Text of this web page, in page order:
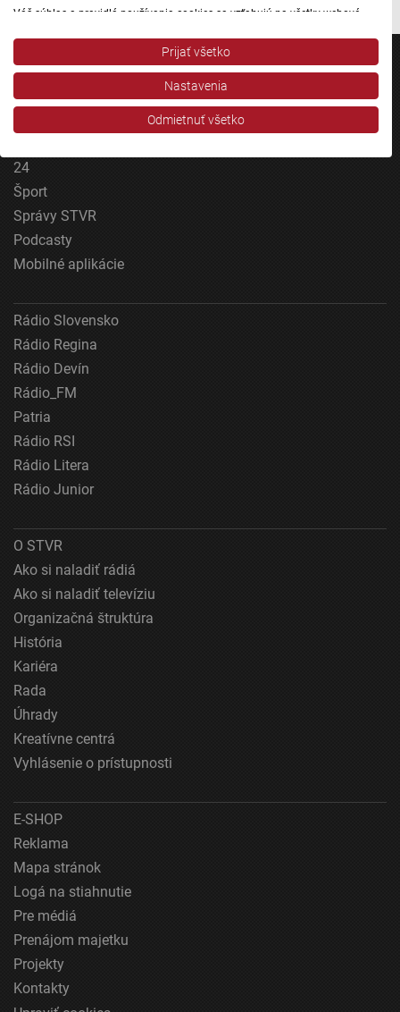
Váš súhlas a pravidlá používania cookies sa vzťahujú na všetky webové
Stred, Rádio Regina Západ, Rádio Patria, Rádio Devín, RTVS, Hudobné
pozdravy, Rádio Slovensko, RSI Francais, RSI English, RSI Slovensky, Rádio
Junior, RSI, Rádio Regina Východ, Rádio_FM, RSI Espanol, NEV.
Zobraziť zoznam partnerov (1 predajcovia IAB)
Vaše údaje používame na nasledujúce účely:
Použiť obmedzené údaje na výber reklamy
Vytvoriť profily pre personalizovanú reklamu
reklamy
Vytvoriť profily na prispôsobenie obsahu
Meranie výkonnosti reklamy
Pochopiť cieľové skupiny na základe štatistík
Vývoj a zlepšovanie služieb
Použitie obmedzených údajov na výber obsahu
Používanie presných údajov o geografickej
polohe
Identifikácia zariadení na základe aktívne
Účely spracovania, ktoré nie sú v kompetencii IAB:
Nevyhnutné
Reklama
Prijať všetko
Nastavenia
Odmietnuť všetko
24
Šport
Správy STVR
Podcasty
Mobilné aplikácie
Rádio Slovensko
Rádio Regina
Rádio Devín
Rádio_FM
Patria
Rádio RSI
Rádio Litera
Rádio Junior
O STVR
Ako si naladiť rádiá
Ako si naladiť televíziu
Organizačná štruktúra
História
Kariéra
Rada
Úhrady
Kreatívne centrá
Vyhlásenie o prístupnosti
E-SHOP
Reklama
Mapa stránok
Logá na stiahnutie
Pre médiá
Prenájom majetku
Projekty
Kontakty